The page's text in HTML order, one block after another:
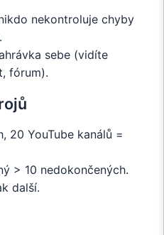
nekontroluje chyby
sebe (vidíte
fórum).
20 YouTube kanálů =
> 10 nedokončených.
další.